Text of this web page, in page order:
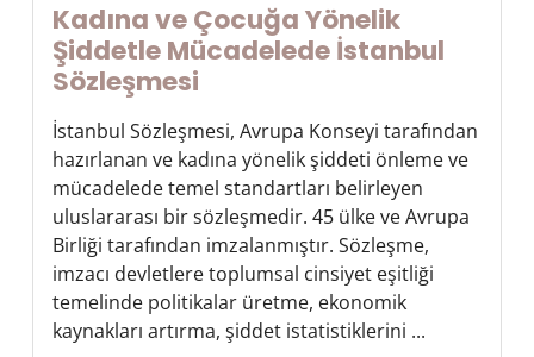
Kadına ve Çocuğa Yönelik
Şiddetle Mücadelede İstanbul
Sözleşmesi
İstanbul Sözleşmesi, Avrupa Konseyi tarafından
hazırlanan ve kadına yönelik şiddeti önleme ve
mücadelede temel standartları belirleyen
uluslararası bir sözleşmedir. 45 ülke ve Avrupa
Birliği tarafından imzalanmıştır. Sözleşme,
imzacı devletlere toplumsal cinsiyet eşitliği
temelinde politikalar üretme, ekonomik
kaynakları artırma, şiddet istatistiklerini ...